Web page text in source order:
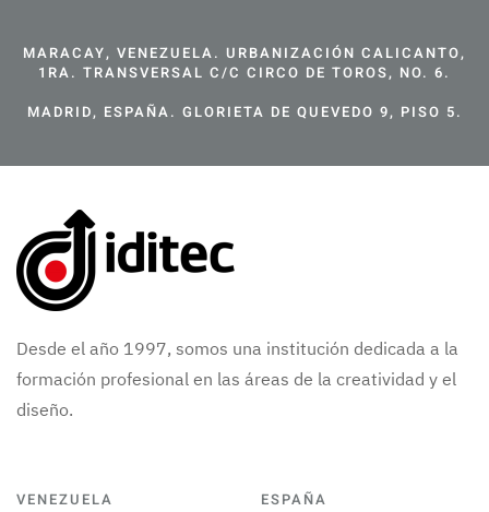
MARACAY, VENEZUELA. URBANIZACIÓN CALICANTO,
1RA. TRANSVERSAL C/C CIRCO DE TOROS, NO. 6.
MADRID, ESPAÑA. GLORIETA DE QUEVEDO 9, PISO 5.
Desde el año 1997, somos una institución dedicada a la
formación profesional en las áreas de la creatividad y el
diseño.
VENEZUELA ESPAÑA